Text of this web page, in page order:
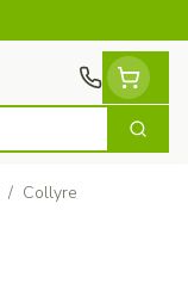
/ Collyre